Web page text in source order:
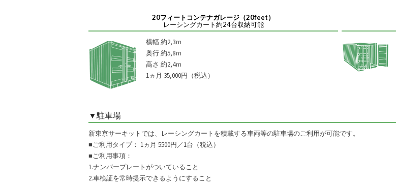
20フィートコンテナガレージ（20feet）
レーシングカート約24台収納可能
横幅 約2,3ｍ
奥行 約5,8ｍ
高さ 約2,4ｍ
1ヵ月 35,000円（税込）
▼駐車場
新東京サーキットでは、レーシングカートを積載する車両等の駐車場のご利用が可能です。
■ご利用タイプ： 1ヵ月 5500円／1台（税込）
■ご利用事項：
1.ナンバープレートがついていること
2.車検証を常時提示できるようにすること